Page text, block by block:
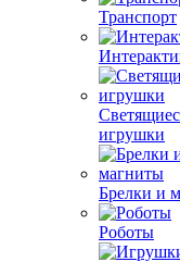
Транспорт
игрушки
Брелки и
Роботы